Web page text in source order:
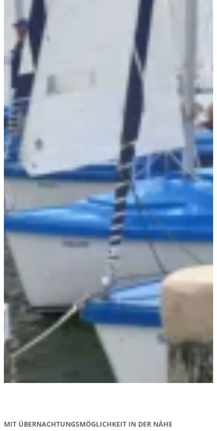
MIT ÜBERNACHTUNGSMÖGLICHKEIT IN DER NÄHE